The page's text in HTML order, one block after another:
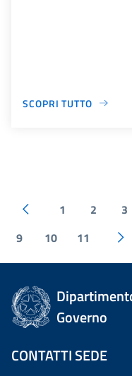
SCOPRI TUTTO
1 2 3
9
10 11
Governo
CONTATTI SEDE